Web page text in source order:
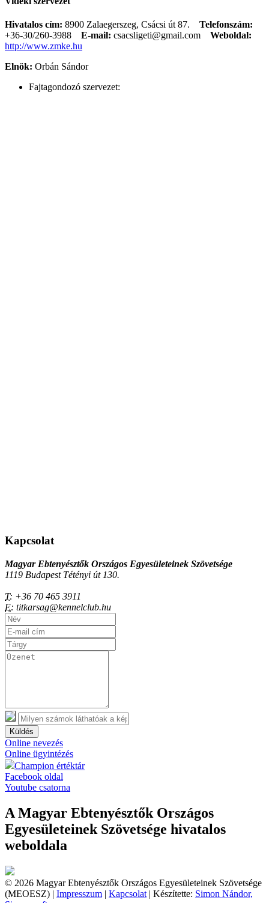
Hivatalos cím: 8900 Zalaegerszeg, Csácsi út 87. Telefonszám:
+36-30/260-3988
E-mail: csacsligeti@gmail.com
Weboldal:
http://www.zmke.hu
Elnök: Orbán Sándor
Fajtagondozó szervezet:
Kapcsolat
Magyar Ebtenyésztők Országos Egyesületeinek Szövetsége
1119 Budapest Tétényi út 130.
T: +36 70 465 3911
E: titkarsag@kennelclub.hu
Küldés
Online nevezés
Online ügyintézés
Champion értéktár
Facebook oldal
Youtube csatorna
A Magyar Ebtenyésztők Országos
Egyesületeinek Szövetsége hivatalos
weboldala
© 2026 Magyar Ebtenyésztők Országos Egyesületeinek Szövetsége
(MEOESZ) | Impresszum | Kapcsolat | Készítette: Simon Nándor,